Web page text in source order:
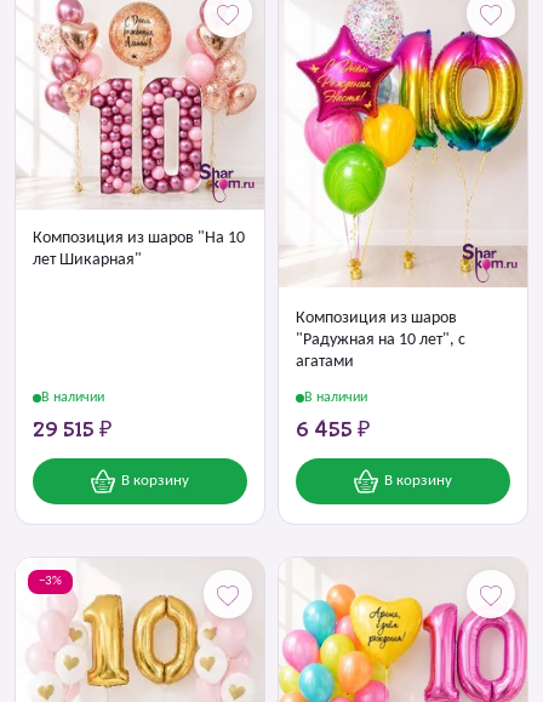
Композиция из шаров "На 10
лет Шикарная"
В наличии
29 515 ₽
В корзину
Композиция из шаров
"Радужная на 10 лет", с
агатами
В наличии
6 455 ₽
В корзину
−3%